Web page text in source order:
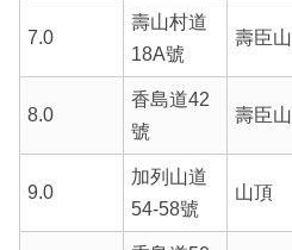
7.0
壽山村道
18A號
壽臣山
8.0
香島道42
號
壽臣山
9.0
加列山道
54-58號
山頂